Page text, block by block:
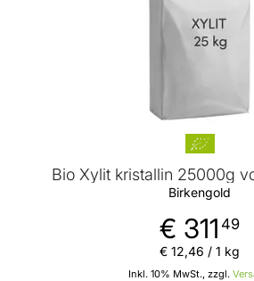
Bio Xylit kristallin 25000g
Birkengold
€ 311 49
Inkl. 10% MwSt., zzgl.
€ 12,46 / 1 kg